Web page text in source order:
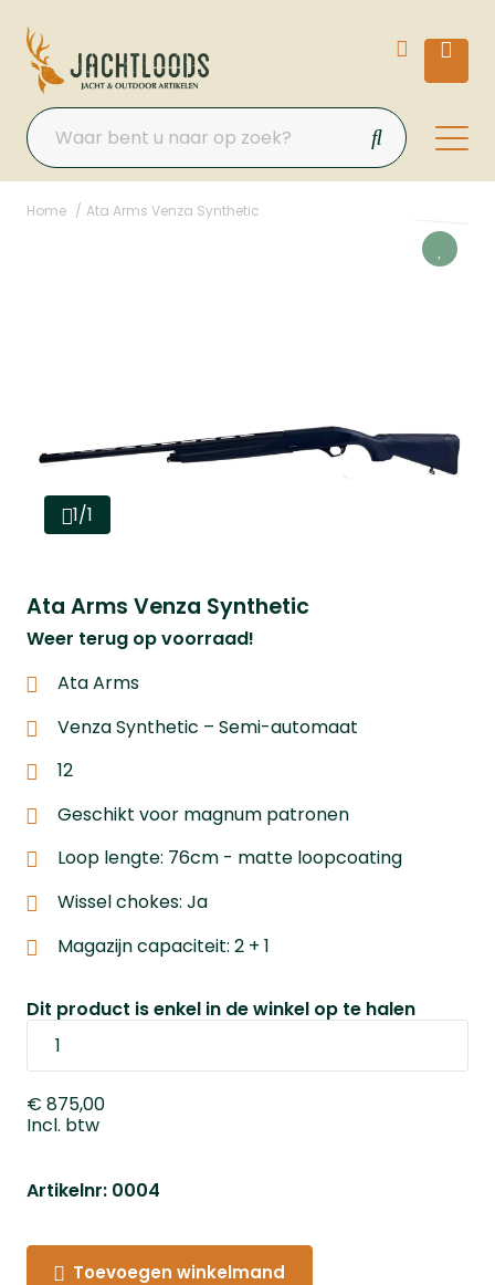
Home Ata Arms Venza Synthetic
1/1
Ata Arms Venza Synthetic
Weer terug op voorraad!
Ata Arms
Venza Synthetic – Semi-automaat
12
Geschikt voor magnum patronen
Loop lengte: 76cm - matte loopcoating
Wissel chokes: Ja
Magazijn capaciteit: 2 + 1
Dit product is enkel in de winkel op te halen
€ 875,00
Incl. btw
Artikelnr: 0004
Toevoegen winkelmand